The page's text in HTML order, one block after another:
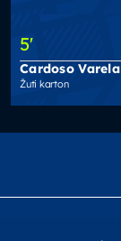
5'
Cardoso Varela
Žuti karton